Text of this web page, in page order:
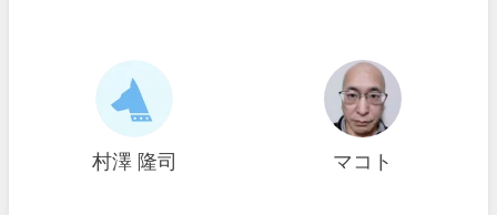
村澤 隆司 マコト